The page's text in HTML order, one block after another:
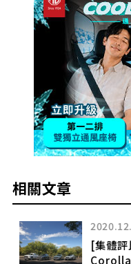
相關文章
[集體評
Corolla